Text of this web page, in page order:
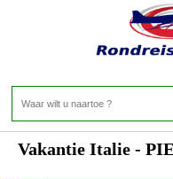
Vakantie Italie -